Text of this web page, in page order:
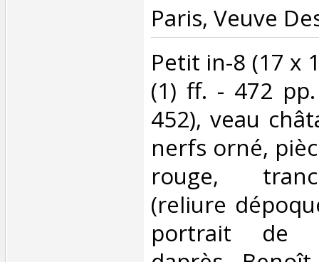
‎Paris, Veuve
‎Petit in-8 (17 x
(1) ff. - 472
452), veau
nerfs orné,
rouge,
(reliure
portrait de